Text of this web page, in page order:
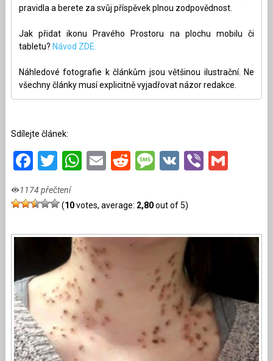
pravidla a berete za svůj příspěvek plnou zodpovědnost.
Jak přidat ikonu Pravého Prostoru na plochu mobilu či
tabletu? Návod ZDE.
Náhledové fotografie k článkům jsou většinou ilustrační. Ne
všechny články musí explicitně vyjadřovat názor redakce.
Sdílejte článek:
Facebook
Twitter
WhatsApp
EmailRedditMessage
VKViber
1174 přečtení
(10votes, average: 2,80out of 5)